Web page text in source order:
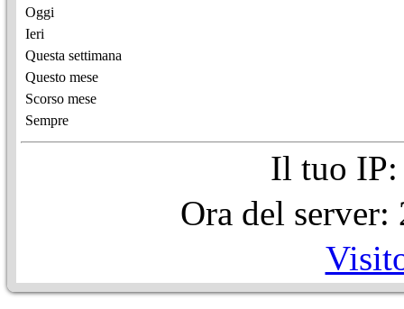
Oggi
Ieri
Questa settimana
Questo mese
Scorso mese
Sempre
Il tuo IP:
Ora del